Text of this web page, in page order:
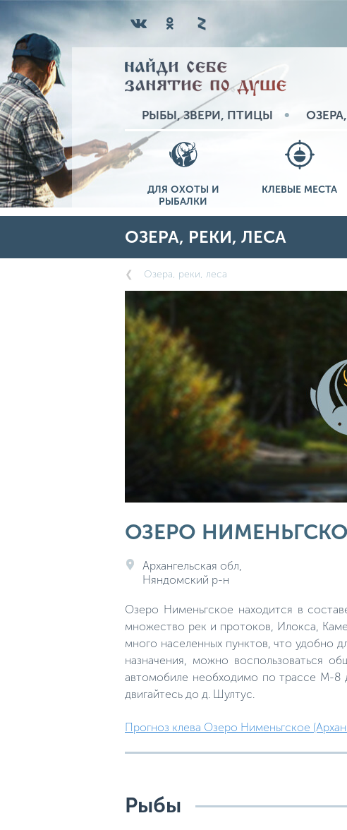
РЫБЫ, ЗВЕРИ, ПТИЦЫ
ДЛЯ ОХОТЫ И
РЫБАЛКИ
КЛЕВЫЕ МЕСТА
ОЗЕРА, РЕКИ, ЛЕСА
Озера, реки, леса
ОЗЕРО
Архангельская обл,
Няндомский р-н
Озеро Нименьгское находится в
множество рек и протоков, Илокса,
много населенных пунктов, что удобно
назначения, можно воспользоваться
автомобиле необходимо по трассе М-8
двигайтесь до д. Шултус.
Прогноз клева Озеро Нименьгское
Рыбы